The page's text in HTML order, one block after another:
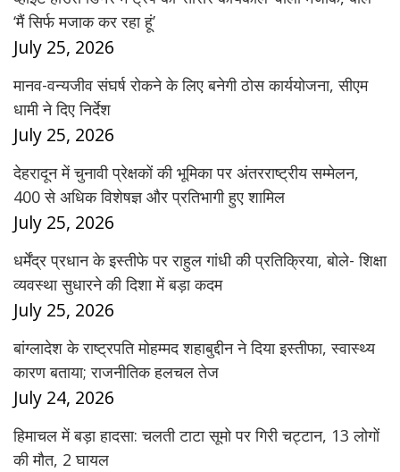
‘मैं सिर्फ मजाक कर रहा हूं’
July 25, 2026
मानव-वन्यजीव संघर्ष रोकने के लिए बनेगी ठोस कार्ययोजना, सीएम
धामी ने दिए निर्देश
July 25, 2026
देहरादून में चुनावी प्रेक्षकों की भूमिका पर अंतरराष्ट्रीय सम्मेलन,
400 से अधिक विशेषज्ञ और प्रतिभागी हुए शामिल
July 25, 2026
धर्मेंद्र प्रधान के इस्तीफे पर राहुल गांधी की प्रतिक्रिया, बोले- शिक्षा
व्यवस्था सुधारने की दिशा में बड़ा कदम
July 25, 2026
बांग्लादेश के राष्ट्रपति मोहम्मद शहाबुद्दीन ने दिया इस्तीफा, स्वास्थ्य
कारण बताया; राजनीतिक हलचल तेज
July 24, 2026
हिमाचल में बड़ा हादसा: चलती टाटा सूमो पर गिरी चट्टान, 13 लोगों
की मौत, 2 घायल